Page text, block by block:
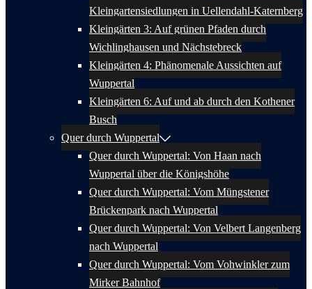
Kleingartensiedlungen in Uellendahl-Katernberg
Kleingärten 3: Auf grünen Pfaden durch
Wichlinghausen und Nächstebreck
Kleingärten 4: Phänomenale Aussichten auf
Wuppertal
Kleingärten 6: Auf und ab durch den Kothener
Busch
Quer durch Wuppertal
Quer durch Wuppertal: Von Haan nach
Wuppertal über die Königshöhe
Quer durch Wuppertal: Vom Müngstener
Brückenpark nach Wuppertal
Quer durch Wuppertal: Von Velbert Langenberg
nach Wuppertal
Quer durch Wuppertal: Vom Vohwinkler zum
Mirker Bahnhof